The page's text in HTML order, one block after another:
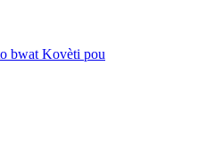
bwat Kovèti pou